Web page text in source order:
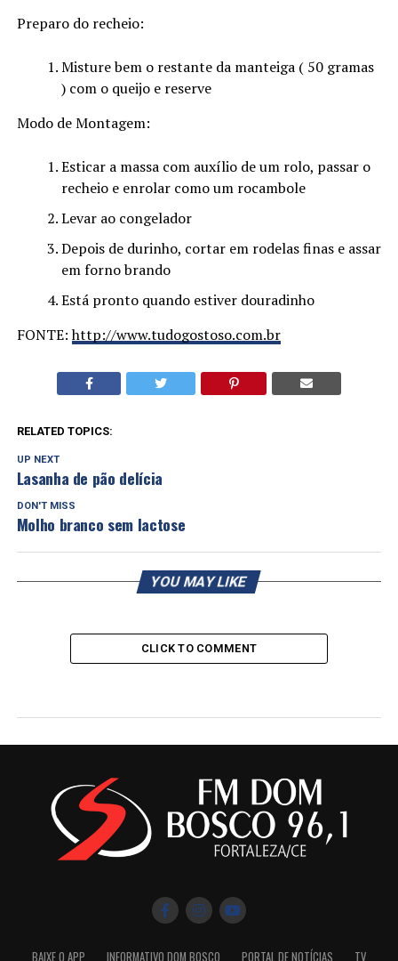
Preparo do recheio:
Misture bem o restante da manteiga ( 50 gramas
) com o queijo e reserve
Modo de Montagem:
Esticar a massa com auxílio de um rolo, passar o
recheio e enrolar como um rocambole
Levar ao congelador
Depois de durinho, cortar em rodelas finas e assar
em forno brando
Está pronto quando estiver douradinho
FONTE:http://www.tudogostoso.com.br
RELATED TOPICS:
UP NEXT
Lasanha de pão delícia
DON'T MISS
Molho branco sem lactose
YOU MAY LIKE
CLICK TO COMMENT
BAIXE O APP INFORMATIVO DOM BOSCO PORTAL DE NOTÍCIAS TV